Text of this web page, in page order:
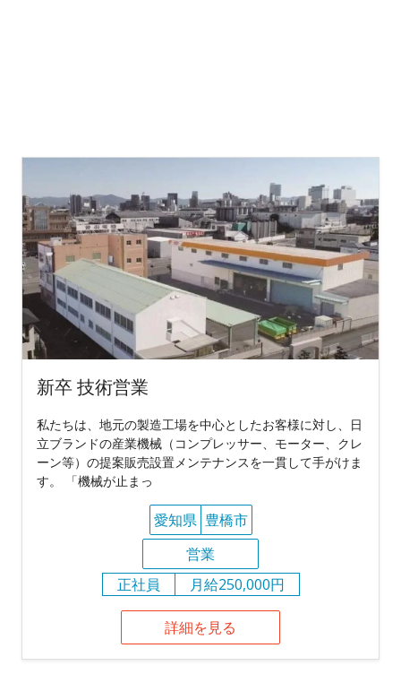
新卒 技術営業
私たちは、地元の製造工場を中心としたお客様に対し、日
立ブランドの産業機械（コンプレッサー、モーター、クレ
ーン等）の提案販売設置メンテナンスを一貫して手がけま
す。 「機械が止まっ
愛知県 豊橋市
営業
正社員
月給250,000円
詳細を見る